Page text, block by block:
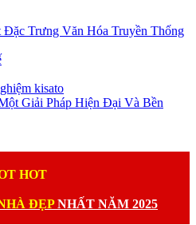
Trưng Văn Hóa Truyền Thống
kisato
Giải Pháp Hiện Đại Và Bền
HOT
ĐẸPNHẤT NĂM 2025